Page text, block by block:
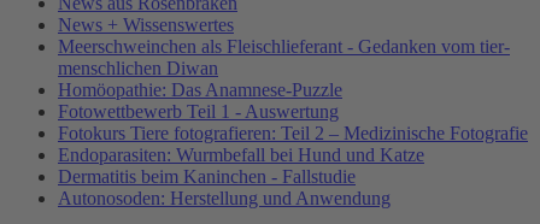
News + Wissenswertes
Meerschweinchen als Fleischlieferant - Gedanken vom tier-
menschlichen Diwan
Homöopathie: Das Anamnese-Puzzle
Fotowettbewerb Teil 1 - Auswertung
Fotokurs Tiere fotografieren: Teil 2 – Medizinische Fotografie
Endoparasiten: Wurmbefall bei Hund und Katze
Dermatitis beim Kaninchen - Fallstudie
Autonosoden: Herstellung und Anwendung